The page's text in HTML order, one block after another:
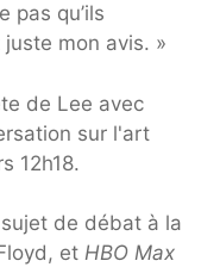
pas qu’ils
mon avis. »
de Lee avec
sur l'art
12h18.
de débat à la
et HBO Max